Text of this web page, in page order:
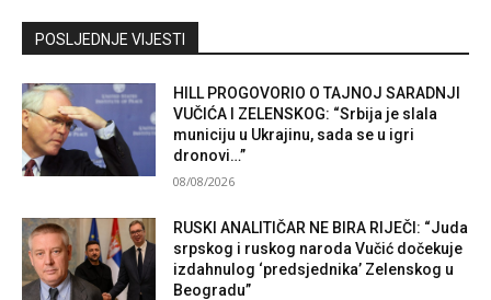
Kontaktirajte nas
POSLJEDNJE VIJESTI
HILL PROGOVORIO O TAJNOJ SARADNJI
VUČIĆA I ZELENSKOG: “Srbija je slala
municiju u Ukrajinu, sada se u igri
dronovi…”
08/08/2026
RUSKI ANALITIČAR NE BIRA RIJEČI: “Juda
srpskog i ruskog naroda Vučić dočekuje
izdahnulog ‘predsjednika’ Zelenskog u
Beogradu”